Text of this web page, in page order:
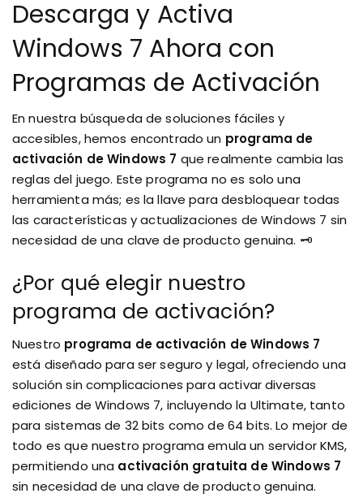
Descarga y Activa
Windows 7 Ahora con
Programas de Activación
En nuestra búsqueda de soluciones fáciles y
accesibles, hemos encontrado un programa de
activación de Windows 7 que realmente cambia las
reglas del juego. Este programa no es solo una
herramienta más; es la llave para desbloquear todas
las características y actualizaciones de Windows 7 sin
necesidad de una clave de producto genuina. 🗝️
¿Por qué elegir nuestro
programa de activación?
Nuestro programa de activación de Windows 7
está diseñado para ser seguro y legal, ofreciendo una
solución sin complicaciones para activar diversas
ediciones de Windows 7, incluyendo la Ultimate, tanto
para sistemas de 32 bits como de 64 bits. Lo mejor de
todo es que nuestro programa emula un servidor KMS,
permitiendo una activación gratuita de Windows 7
sin necesidad de una clave de producto genuina.